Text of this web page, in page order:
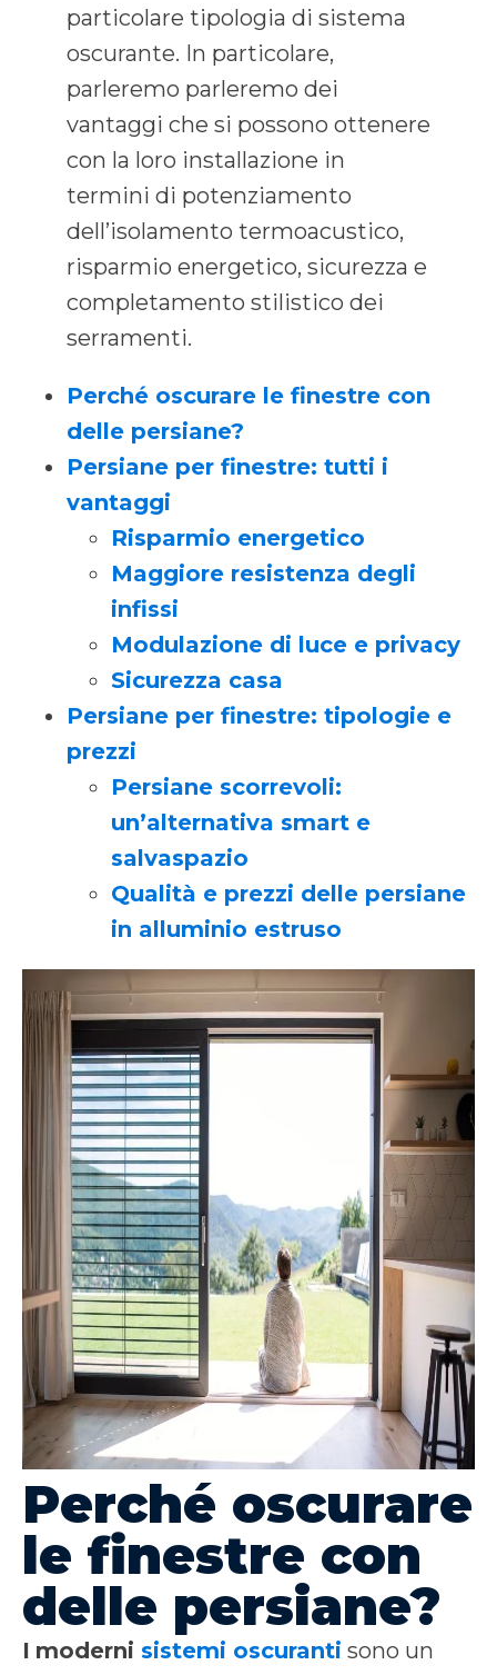
particolare tipologia di sistema
oscurante. In particolare,
parleremo parleremo dei
vantaggi che si possono ottenere
con la loro installazione in
termini di potenziamento
dell’isolamento termoacustico,
risparmio energetico, sicurezza e
completamento stilistico dei
serramenti.
Perché oscurare le finestre con
delle persiane?
Persiane per finestre: tutti i
vantaggi
Risparmio energetico
Maggiore resistenza degli
infissi
Modulazione di luce e privacy
Sicurezza casa
Persiane per finestre: tipologie e
prezzi
Persiane scorrevoli:
un’alternativa smart e
salvaspazio
Qualità e prezzi delle persiane
in alluminio estruso
Perché oscurare
le finestre con
delle persiane?
I moderni sistemi oscuranti sono un